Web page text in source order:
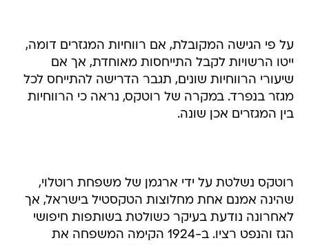
על פי הגישה המקובלת, אם רווחיות המגזרים דומה,
ייטו הרשויות לקבל התייחסות מאוחדת, אך אם
שיעורי הרווחיות שונים, תגבר הדרישה להתייחס לכל
מגזר בנפרד. במקרה של רוטקס, נראה כי הרווחיות
בין המגזרים אכן שונה.
רוטקס נשלטת על ידי ארגמן של משפחת רוטלוי,
שהינה אמנם אחת מחלוצות הטקסטיל בישראל, אך
לאחרונה נודעת בעיקר כשולטת בשותפות חיפושי
הגז והנפט רציו. ב-1924 הקימה המשפחה את